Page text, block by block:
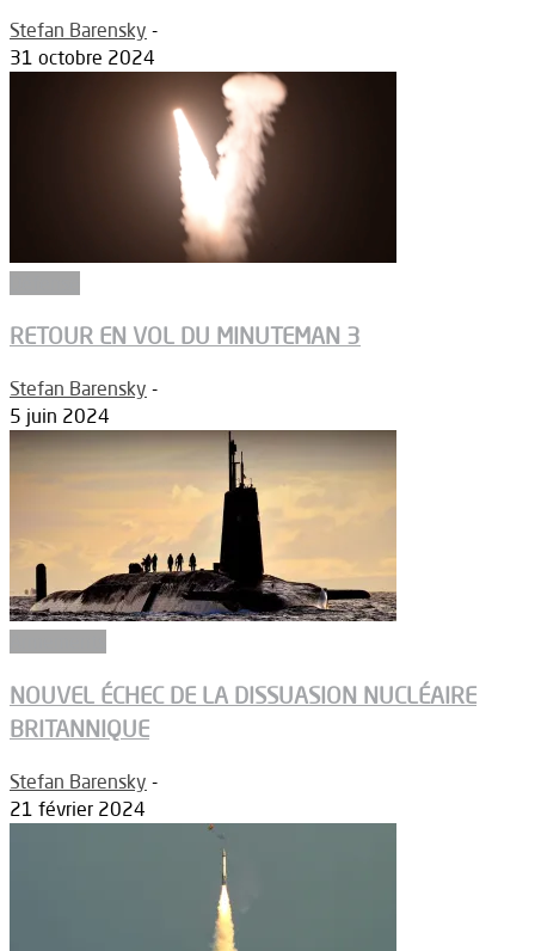
Stefan Barensky -
31 octobre 2024
RETOUR EN VOL DU MINUTEMAN 3
Stefan Barensky -
5 juin 2024
NOUVEL ÉCHEC DE LA DISSUASION NUCLÉAIRE
BRITANNIQUE
Stefan Barensky -
21 février 2024